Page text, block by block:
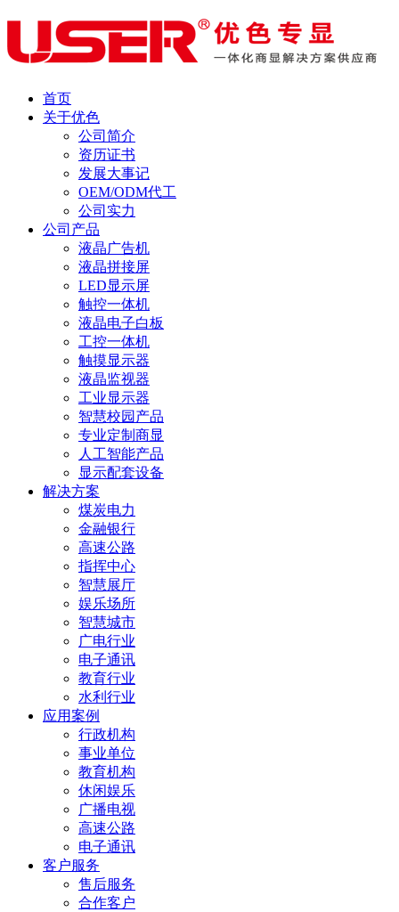
首页
关于优色
公司简介
资历证书
发展大事记
OEM/ODM代工
公司实力
公司产品
液晶广告机
液晶拼接屏
LED显示屏
触控一体机
液晶电子白板
工控一体机
触摸显示器
液晶监视器
工业显示器
智慧校园产品
专业定制商显
人工智能产品
显示配套设备
解决方案
煤炭电力
金融银行
高速公路
指挥中心
智慧展厅
娱乐场所
智慧城市
广电行业
电子通讯
教育行业
水利行业
应用案例
行政机构
事业单位
教育机构
休闲娱乐
广播电视
高速公路
电子通讯
客户服务
售后服务
合作客户